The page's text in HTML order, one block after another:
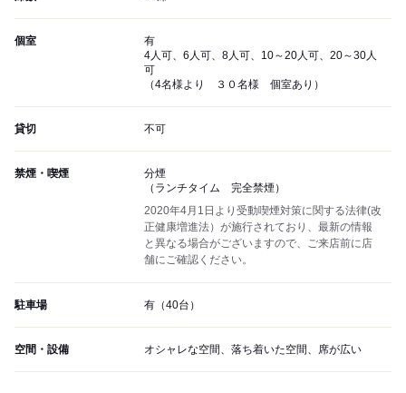
個室
有
4人可、6人可、8人可、10～20人可、20～30人
可
（4名様より ３０名様 個室あり）
貸切 不可
禁煙・喫煙
分煙
（ランチタイム 完全禁煙）
2020年4月1日より受動喫煙対策に関する法律(改
正健康増進法）が施行されており、最新の情報
と異なる場合がございますので、ご来店前に店
舗にご確認ください。
駐車場 有（40台）
空間・設備 オシャレな空間、落ち着いた空間、席が広い